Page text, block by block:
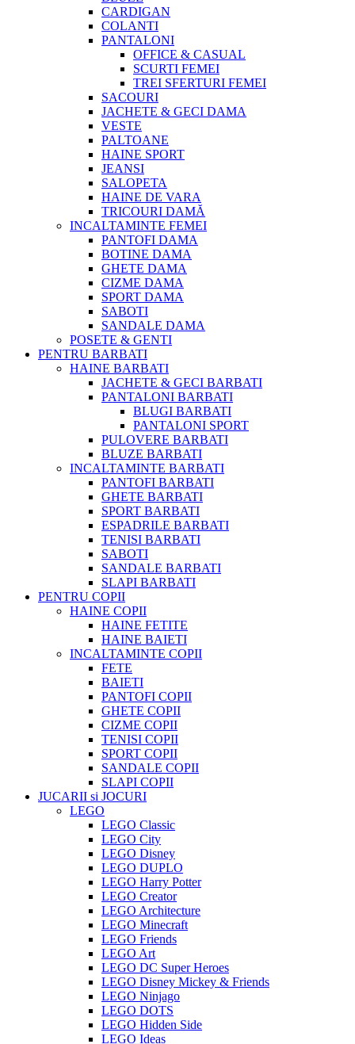
CARDIGAN
COLANTI
PANTALONI
OFFICE & CASUAL
SCURTI FEMEI
TREI SFERTURI FEMEI
SACOURI
JACHETE & GECI DAMA
VESTE
PALTOANE
HAINE SPORT
JEANSI
SALOPETA
HAINE DE VARA
TRICOURI DAMĂ
INCALTAMINTE FEMEI
PANTOFI DAMA
BOTINE DAMA
GHETE DAMA
CIZME DAMA
SPORT DAMA
SABOTI
SANDALE DAMA
POSETE & GENTI
PENTRU BARBATI
HAINE BARBATI
JACHETE & GECI BARBATI
PANTALONI BARBATI
BLUGI BARBATI
PANTALONI SPORT
PULOVERE BARBATI
BLUZE BARBATI
INCALTAMINTE BARBATI
PANTOFI BARBATI
GHETE BARBATI
SPORT BARBATI
ESPADRILE BARBATI
TENISI BARBATI
SABOTI
SANDALE BARBATI
SLAPI BARBATI
PENTRU COPII
HAINE COPII
HAINE FETITE
HAINE BAIETI
INCALTAMINTE COPII
FETE
BAIETI
PANTOFI COPII
GHETE COPII
CIZME COPII
TENISI COPII
SPORT COPII
SANDALE COPII
SLAPI COPII
JUCARII si JOCURI
LEGO
LEGO Classic
LEGO City
LEGO Disney
LEGO DUPLO
LEGO Harry Potter
LEGO Creator
LEGO Architecture
LEGO Minecraft
LEGO Friends
LEGO Art
LEGO DC Super Heroes
LEGO Disney Mickey & Friends
LEGO Ninjago
LEGO DOTS
LEGO Hidden Side
LEGO Ideas